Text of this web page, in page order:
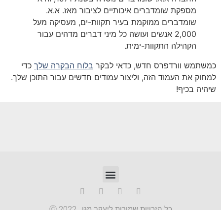
מספקת שומדברים איכותיים לציבור מאז. א.א.
שומדברים ממוקמת בעיר תקוות-ים, מעסיקה מעל
2,000 אנשים ועושה כל מיני דברים מדהים עבור
הקהילה התקוות-ימית.
כמשתמש וורדפרס חדש, כדאי לבקר בלוח הבקרה שלך כדי
למחוק את העמוד הזה, וליצור עמודים חדשים עבור התוכן שלך.
שיהיה בכיף!